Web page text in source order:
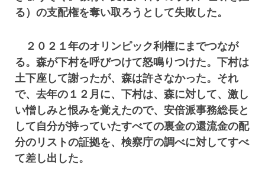
る）の支配権を奪い取ろうとして失敗した。
２０２１年のオリンピック利権にまでつなが
る。森が下村を呼びつけて怒鳴りつけた。下村は
土下座して謝ったが、森は許さなかった。それ
で、去年の１２月に、下村は、森に対して、激し
い憎しみと恨みを覚えたので、安倍派事務総長と
して自分が持っていたすべての裏金の還流金の配
分のリストの証拠を、検察庁の調べに対してすべ
て差し出した。